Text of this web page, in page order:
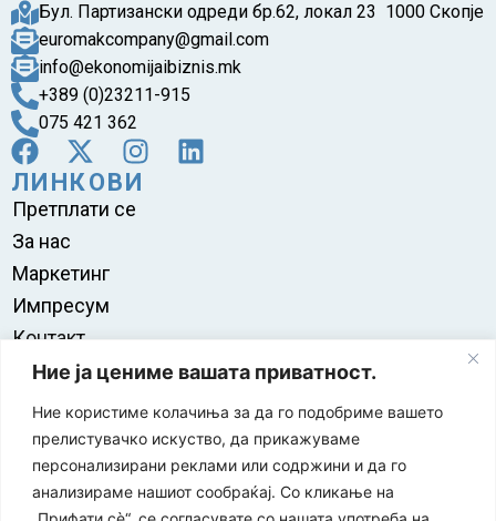
Ние ја цениме вашата приватност.
Ние користиме колачиња за да го подобриме вашето
прелистувачко искуство, да прикажуваме
персонализирани реклами или содржини и да го
анализираме нашиот сообраќај. Со кликање на
Бул. Партизански одреди бр.62, локал 23 1000 Скопје
euromakcompany@gmail.com
info@ekonomijaibiznis.mk
+389 (0)23211-915
075 421 362
ЛИНКОВИ
Претплати се
За нас
Маркетинг
Импресум
Контакт
Правила на користење